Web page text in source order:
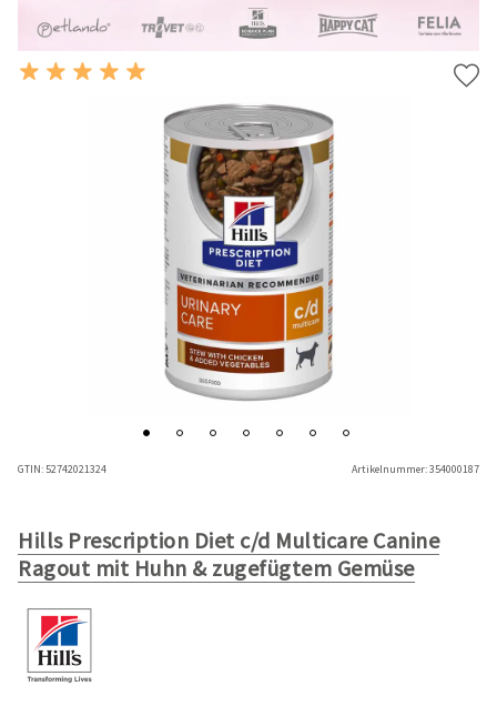
GTIN:52742021324 Artikelnummer:354000187
Hills Prescription Diet c/d Multicare Canine
Ragout mit Huhn & zugefügtem Gemüse